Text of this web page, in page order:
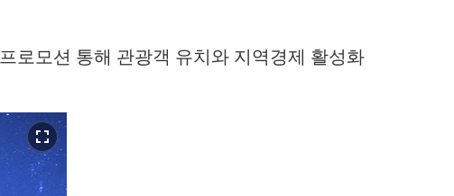
로모션 통해 관광객 유치와 지역경제 활성화
fullscreen